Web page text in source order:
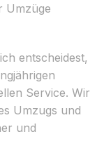
Umzüge
entscheidest,
Service. Wir
Umzugs und
und